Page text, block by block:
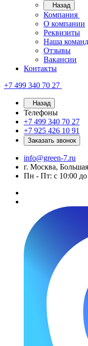
Назад
Компания
О компании
Реквизиты
Наша
Отзывы
Вакансии
Контакты
+7 499 340 70 27
Назад
Телефоны
+7 499 340 70 27
+7 925 426 10 91
Заказать звонок
info@green-7.ru
г. Москва,
Пн - Пт: с 10:00 до